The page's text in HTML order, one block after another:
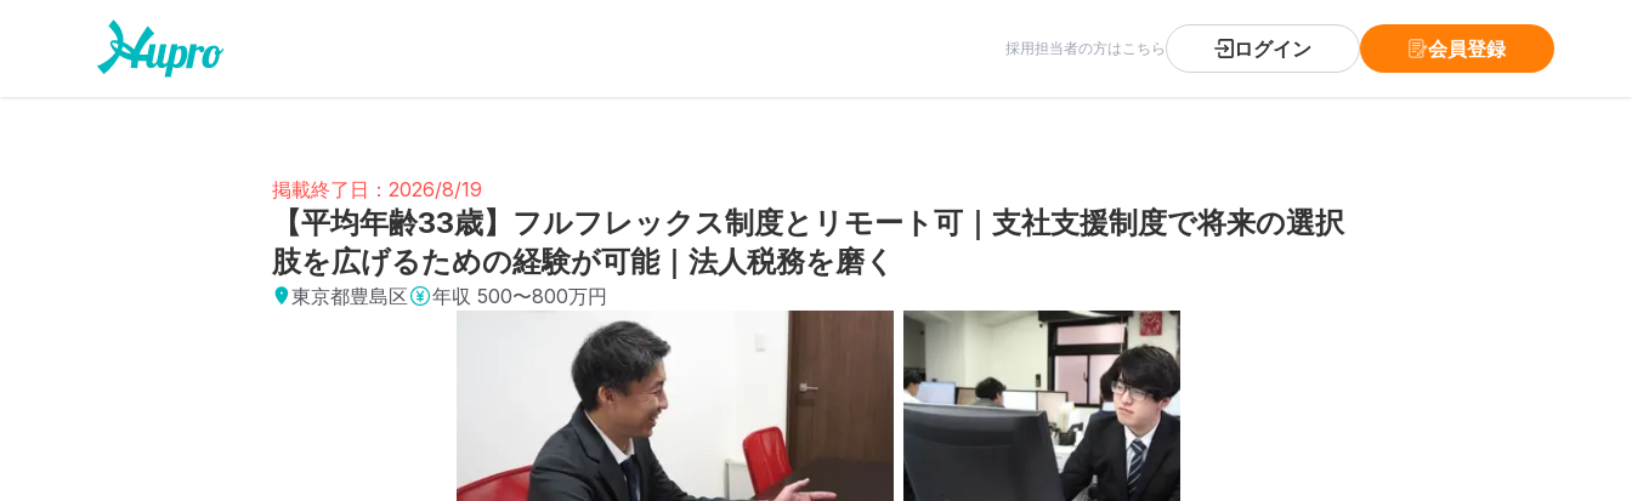
採用担当者の方はこちら ログイン 会員登録
掲載終了日：2026/8/19
【平均年齢33歳】フルフレックス制度とリモート可｜支社支援制度で将来の選択
肢を広げるための経験が可能｜法人税務を磨く
東京都豊島区 年収 500〜800万円